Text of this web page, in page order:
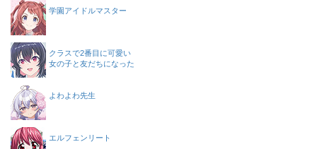
学園アイドルマスター
クラスで2番目に可愛い
女の子と友だちになった
よわよわ先生
エルフェンリート